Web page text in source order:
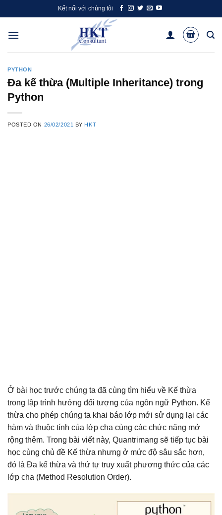
to
content
Kết nối với chúng tôi
PYTHON
Đa kế thừa (Multiple Inheritance) trong
Python
POSTED ON 26/02/2021 BY HKT
Ở bài học trước chúng ta đã cùng tìm hiểu về Kế thừa
trong lập trình hướng đối tượng của ngôn ngữ Python. Kế
thừa cho phép chúng ta khai báo lớp mới sử dụng lại các
hàm và thuộc tính của lớp cha cùng các chức năng mở
rộng thêm. Trong bài viết này, Quantrimang sẽ tiếp tục bài
học cùng chủ đề Kế thừa nhưng ở mức độ sâu sắc hơn,
đó là Đa kế thừa và thứ tự truy xuất phương thức của các
lớp cha (Method Resolution Order).